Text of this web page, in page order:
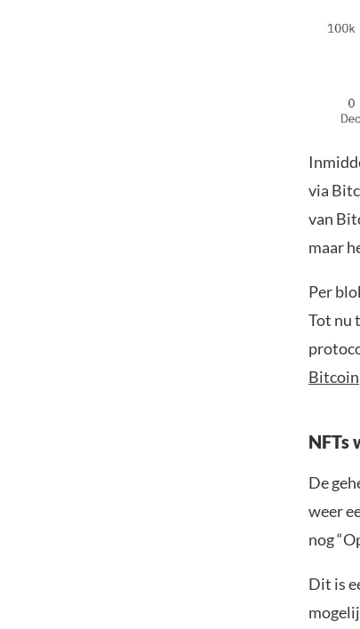
via
van
maar
Per
Tot nu
Bitcoin
NFTs
De
weer
nog
Dit is